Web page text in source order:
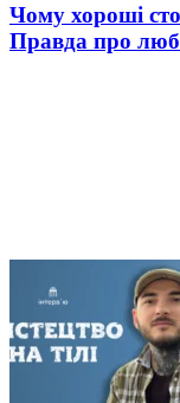
Чому хороші
Правда про